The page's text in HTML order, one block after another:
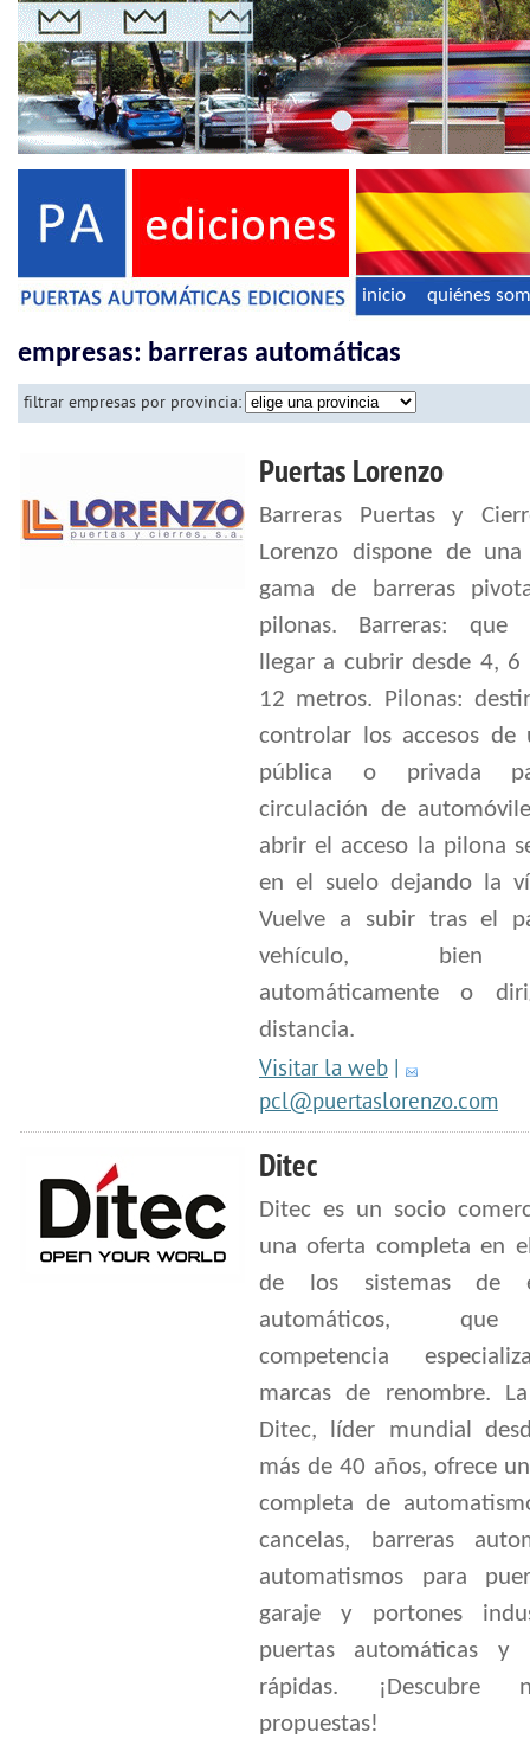
inicio quiénes
empresas: barreras automáticas
filtrar empresas por provincia:
Puertas Lorenzo
Barreras Puertas y
Lorenzo dispone de
gama de barreras
pilonas. Barreras: que
llegar a cubrir desde 4, 6
12 metros. Pilonas:
controlar los accesos de
pública o privada
circulación de
abrir el acceso la pilona
en el suelo dejando la
Vuelve a subir tras el
vehículo, bien
automáticamente o
distancia.
Visitar la web |
pcl@puertaslorenzo.com
Ditec
Ditec es un socio
una oferta completa en
de los sistemas de
automáticos,
competencia
marcas de renombre.
Ditec, líder mundial
más de 40 años, ofrece
completa de
cancelas, barreras
automatismos para
garaje y portones
puertas automáticas y
rápidas. ¡Descubre
propuestas!